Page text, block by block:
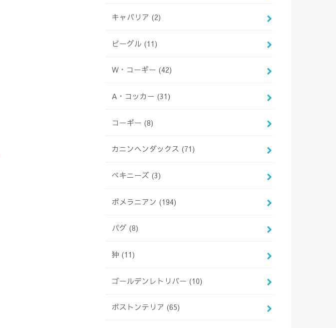
キャバリア (2)
ビーグル (11)
W・コーギー (42)
A・コッカー (31)
コーギー (8)
カニンヘンダックス (71)
ペキニーズ (3)
ポメラニアン (194)
パグ (8)
狆 (11)
ゴールデンレトリバー (10)
ボストンテリア (65)